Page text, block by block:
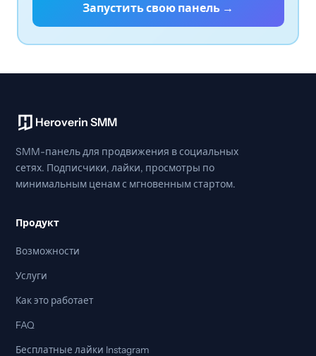
Запустить свою панель →
Heroverin SMM
SMM-панель для продвижения в социальных
сетях. Подписчики, лайки, просмотры по
минимальным ценам с мгновенным стартом.
Продукт
Возможности
Услуги
Как это работает
FAQ
Бесплатные лайки Instagram